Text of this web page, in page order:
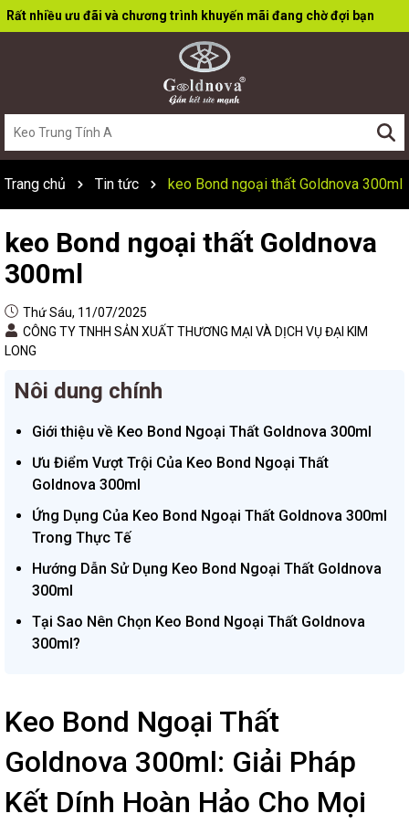
Rất nhiều ưu đãi và chương trình khuyến mãi đang chờ đợi bạn
Trang chủ Tin tức keo Bond ngoại thất Goldnova 300ml
keo Bond ngoại thất Goldnova
300ml
Thứ Sáu, 11/07/2025
CÔNG TY TNHH SẢN XUẤT THƯƠNG MẠI VÀ DỊCH VỤ ĐẠI KIM
LONG
Nôi dung chính
Giới thiệu về Keo Bond Ngoại Thất Goldnova 300ml
Ưu Điểm Vượt Trội Của Keo Bond Ngoại Thất
Goldnova 300ml
Ứng Dụng Của Keo Bond Ngoại Thất Goldnova 300ml
Trong Thực Tế
Hướng Dẫn Sử Dụng Keo Bond Ngoại Thất Goldnova
300ml
Tại Sao Nên Chọn Keo Bond Ngoại Thất Goldnova
300ml?
Keo Bond Ngoại Thất
Goldnova 300ml: Giải Pháp
Kết Dính Hoàn Hảo Cho Mọi